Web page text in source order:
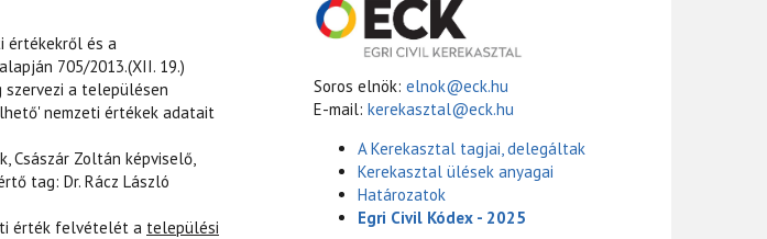
értékekről és a
705/2013.(XII. 19.)
a településen
nemzeti értékek adatait
Császár Zoltán képviselő,
tag: Dr. Rácz László
érték felvételét a települési
Soros elnök: elnok@eck.hu
E-mail: kerekasztal@eck.hu
A Kerekasztal tagjai, delegáltak
Kerekasztal ülések anyagai
Határozatok
Egri Civil Kódex - 2025